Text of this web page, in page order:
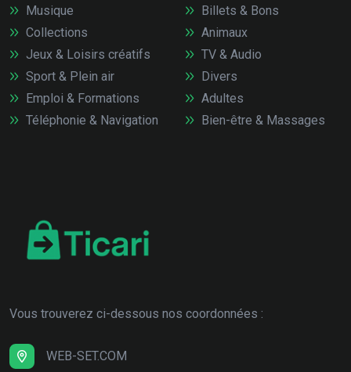
Musique
Collections
Jeux & Loisirs créatifs
Sport & Plein air
Emploi & Formations
Téléphonie & Navigation
Billets & Bons
Animaux
TV & Audio
Divers
Adultes
Bien-être & Massages
Vous trouverez ci-dessous nos coordonnées :
WEB-SET.COM